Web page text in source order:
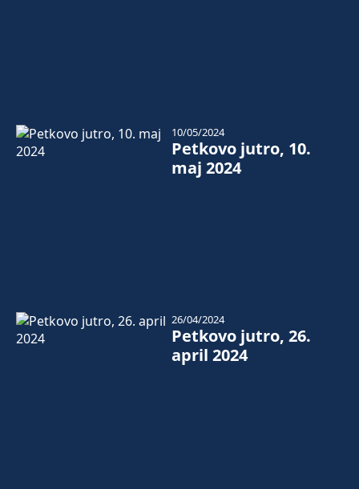
Petkovo jutro, 10.
maj 2024
10/05/2024
Petkovo jutro, 26.
april 2024
26/04/2024